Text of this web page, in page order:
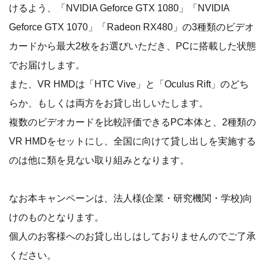
けるよう、「NVIDIA Geforce GTX 1080」「NVIDIA
Geforce GTX 1070」「Radeon RX480」の3種類のビデオ
カードから最大2枚をお選びいただき、PCに搭載した状態
でお届けします。
また、VR HMDは「HTC Vive」と「Oculus Rift」のどち
らか、もしくは両方をお貸し出しいたします。
複数のビデオカードを比較評価できるPC本体と、2種類の
VR HMDをセットにし、全国に向けて貸し出しを実施する
のは他に類を見ない取り組みとなります。
なお本キャンペーンは、法人様(企業・研究機関・学校)向
けのものとなります。
個人のお客様へのお貸し出しはしておりませんのでご了承
ください。